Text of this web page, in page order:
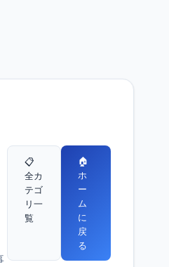
📋
全カ
テゴ
リ一
覧
🏠
ホ
ー
ム
に
戻
る